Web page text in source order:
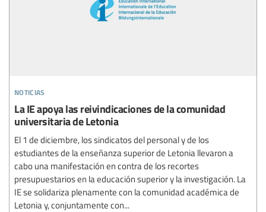
noticias
La IE apoya las reivindicaciones de la comunidad
universitaria de Letonia
El 1 de diciembre, los sindicatos del personal y de los
estudiantes de la enseñanza superior de Letonia llevaron a
cabo una manifestación en contra de los recortes
presupuestarios en la educación superior y la investigación. La
IE se solidariza plenamente con la comunidad académica de
Letonia y, conjuntamente con...